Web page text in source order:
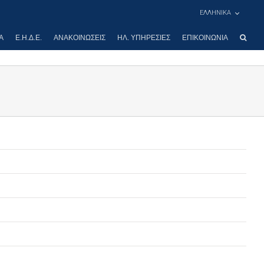
ΕΛΛΗΝΙΚΑ
Ε.Η.Δ.Ε. ΑΝΑΚΟΙΝΏΣΕΙΣ ΗΛ. ΥΠΗΡΕΣΊΕΣ ΕΠΙΚΟΙΝΩΝΊΑ